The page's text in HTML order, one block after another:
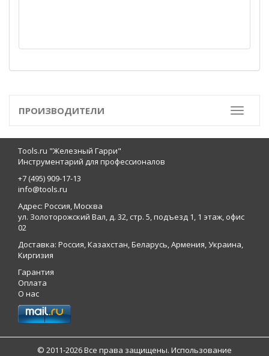
Toggle
ПРОИЗВОДИТЕЛИ
Tools.ru "Железный Гарри"
Инструментарий для профессионалов
+7 (495) 909-17-13
info@tools.ru
Адрес: Россия, Москва
ул. Золоторожский Вал, д. 32, стр. 5, подъезд 1, 1 этаж, офис
02
Доставка: Россия, Казахстан, Беларусь, Армения, Украина,
Киргизия
Гарантия
Оплата
О нас
© 2011-2026 Все права защищены. Использование